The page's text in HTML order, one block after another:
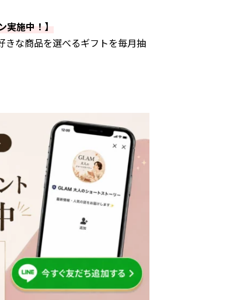
実施中！】
きな商品を選べるギフトを毎月抽